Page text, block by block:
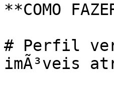
**COMO
# Perfil
imÃ³veis